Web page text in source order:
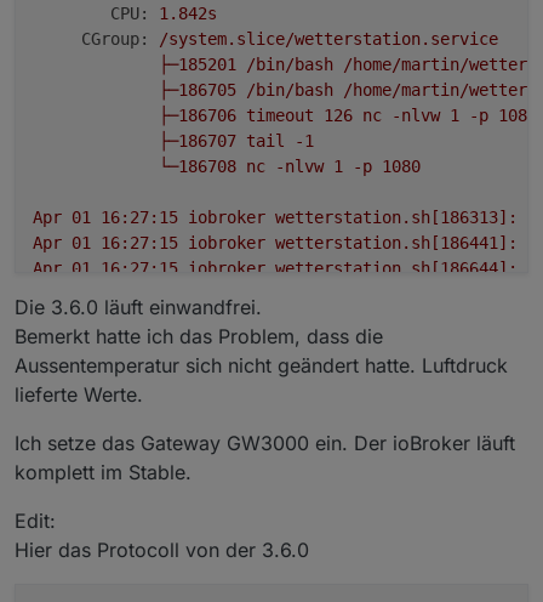
CPU:
1. 842s
CGroup:
/system.slice/wetterstation.service
├─185201
/bin/bash
/home/martin/
├─186705
/bin/bash
/home/martin/
├─186706 timeout 126 nc -nlvw 1 -p 1080
├─186707 tail
-1
└─186708 nc -nlvw 1 -p 1080
Apr 01 16:27:15 iobroker wetterstation.sh[186313]:
Apr 01 16:27:15 iobroker wetterstation.sh[186441]:
Apr 01 16:27:15 iobroker wetterstation.sh[186644]:
Apr 01 16:27:15 iobroker
Apr
01 16:27:15 iobroker wetterstation.sh[186654]:
Apr 01 16:27:15 iobroker wetterstation.sh[186657]:
Apr 01 16:27:15
Apr 01 16:27:15 iobroker wetterstation.sh[186678]:
Die 3.6.0 läuft einwandfrei.
Bemerkt hatte ich das Problem, dass die
Aussentemperatur sich nicht geändert hatte. Luftdruck
lieferte Werte.
Ich setze das Gateway GW3000 ein. Der ioBroker läuft
komplett im Stable.
Edit:
Hier das Protocoll von der 3.6.0